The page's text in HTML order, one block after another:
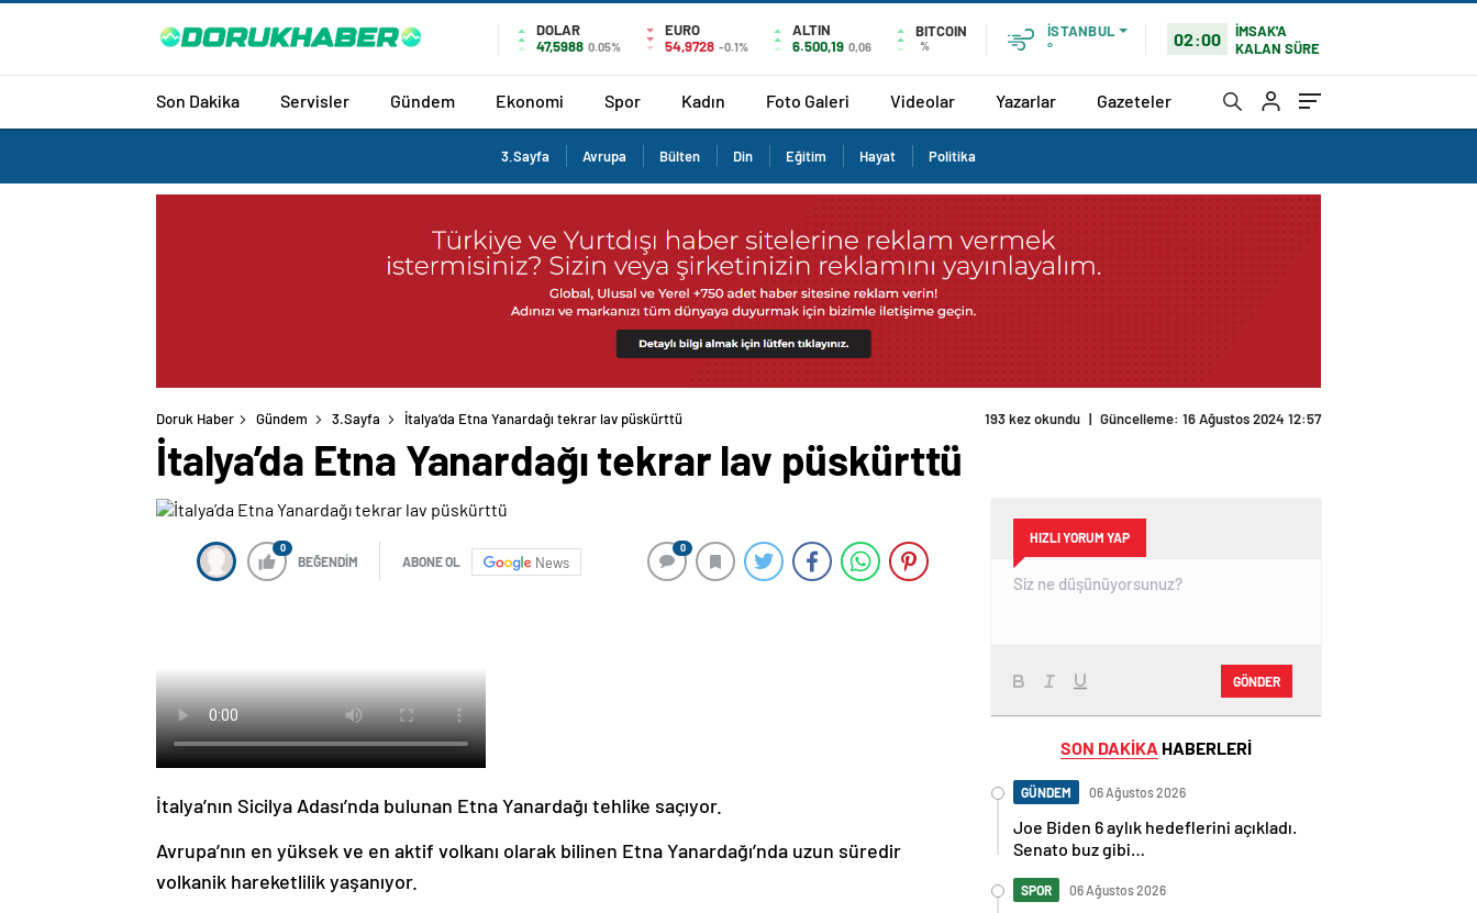
DOLAR
47,5988 0.05%
EURO
54,9728 -0.1%
ALTIN
6.500,19 0,06
BITCOIN
%
İSTANBUL
°
02:00
İMSAK'A
KALAN SÜRE
Son Dakika Servisler Gündem Ekonomi Spor Kadın Foto Galeri Videolar Yazarlar Gazeteler
3.Sayfa Avrupa Bülten Din Eğitim Hayat Politika
Doruk Haber Gündem 3.Sayfa İtalya’da Etna Yanardağı tekrar lav püskürttü 193 kez okundu | Güncelleme: 16 Ağustos 2024 12:57
İtalya’da Etna Yanardağı tekrar lav püskürttü
0
BEĞENDİM ABONE OL News
0
İtalya’nın Sicilya Adası’nda bulunan Etna Yanardağı tehlike saçıyor.
Avrupa’nın en yüksek ve en aktif volkanı olarak bilinen Etna Yanardağı’nda uzun süredir
volkanik hareketlilik yaşanıyor.
HIZLI YORUM YAP
GÖNDER
SON DAKİKA HABERLERİ
GÜNDEM 06 Ağustos 2026
Joe Biden 6 aylık hedeflerini açıkladı.
Senato buz gibi…
SPOR 06 Ağustos 2026